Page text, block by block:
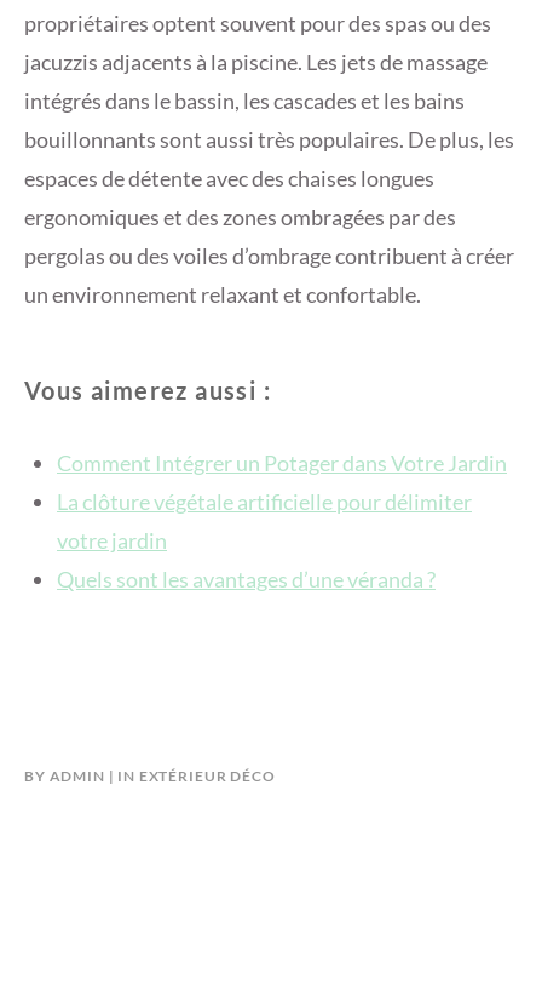
propriétaires optent souvent pour des spas ou des
jacuzzis adjacents à la piscine. Les jets de massage
intégrés dans le bassin, les cascades et les bains
bouillonnants sont aussi très populaires. De plus, les
espaces de détente avec des chaises longues
ergonomiques et des zones ombragées par des
pergolas ou des voiles d’ombrage contribuent à créer
un environnement relaxant et confortable.
Vous aimerez aussi :
Comment Intégrer un Potager dans Votre Jardin
La clôture végétale artificielle pour délimiter
votre jardin
Quels sont les avantages d’une véranda ?
BY ADMIN IN EXTÉRIEUR DÉCO